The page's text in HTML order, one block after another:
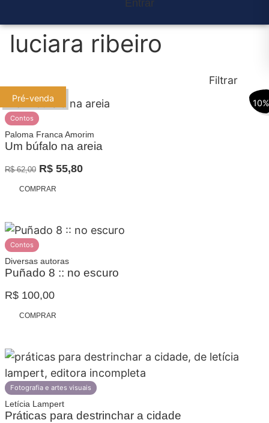
Entrar
luciara ribeiro
Filtrar
Promoção
10%
Pré-venda
Contos
Paloma Franca Amorim
Um búfalo na areia
R$62,00 O
preço
R$ 62,00.
R$ 55,80O
R$ 55,80.
COMPRAR
Contos
Diversas autoras
Puñado 8 :: no escuro
R$ 100,00
COMPRAR
Fotografia e artes visuais
Letícia Lampert
Práticas para destrinchar a cidade